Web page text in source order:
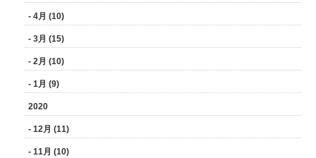
- 4月 (10)
- 3月 (15)
- 2月 (10)
- 1月 (9)
2020
- 12月 (11)
- 11月 (10)